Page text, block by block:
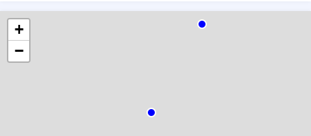
здоров'я, розвивати самозахист та покращити
психоемоційний стан. Оберіть найбільш підходящу
школу бойових мистецтв і розпочніть свій шлях до
вдосконалення через карате.
+
−